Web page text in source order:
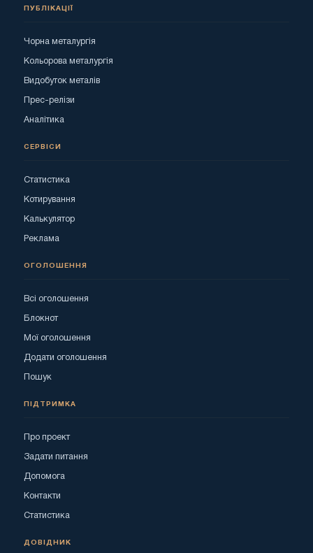
ПУБЛІКАЦІЇ
Чорна металургія
Кольорова металургія
Видобуток металів
Прес-релізи
Аналітика
СЕРВІСИ
Статистика
Котирування
Калькулятор
Реклама
ОГОЛОШЕННЯ
Всі оголошення
Блокнот
Мої оголошення
Додати оголошення
Пошук
ПІДТРИМКА
Про проект
Задати питання
Допомога
Контакти
Статистика
ДОВІДНИК